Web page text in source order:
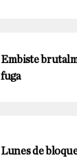
Embiste
fuga
Lunes de